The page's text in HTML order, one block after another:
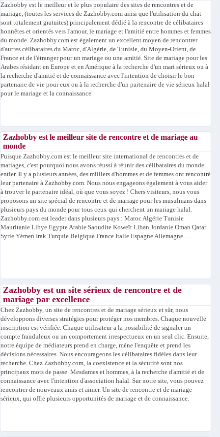
Zazhobby est le meilleur et le plus populaire des sites de rencontres et de
mariage, (toutes les services de Zazhobby.com ainsi que l'utilisation du chat
sont totalement gratuites) principalement dédié à la rencontre de célibataires
honnêtes et orientés vers l'amour, le mariage et l'amitié entre hommes et femmes
du monde. Zazhobby.com est également un excellent moyen de rencontrer
d'autres célibataires du Maroc, d'Algérie, de Tunisie, du Moyen-Orient, de
France et de l'étranger pour un mariage ou une amitié. Site de mariage pour les
Arabes résidant en Europe et en Amérique à la recherche d'un mari sérieux ou à
la recherche d'amitié et de connaissance avec l'intention de choisir le bon
partenaire de vie pour eux ou à la recherche d'un partenaire de vie sérieux halal
pour le mariage et la connaissance
Zazhobby est le meilleur site de rencontre et de mariage au
monde
Puisque Zazhobby.com est le meilleur site international de rencontres et de
mariages, c'est pourquoi nous avons réussi à réunir des célibataires du monde
entier. Il y a plusieurs années, des milliers d'hommes et de femmes ont rencontré
leur partenaire à Zazhobby.com. Nous nous engageons également à vous aider
à trouver le partenaire idéal, où que vous soyez ! Chers visiteurs, nous vous
proposons un site spécial de rencontre et de mariage pour les musulmans dans
plusieurs pays du monde pour tous ceux qui cherchent un mariage halal.
Zazhobby.com est leader dans plusieurs pays : Maroc Algérie Tunisie
Mauritanie Libye Egypte Arabie Saoudite Koweït Liban Jordanie Oman Qatar
Syrie Yémen Irak Turquie Belgique France Italie Espagne Allemagne ...
Zazhobby est un site sérieux de rencontre et de
mariage par excellence
Chez Zazhobby, un site de rencontres et de mariage sérieux et sûr, nous
développons diverses stratégies pour protéger nos membres. Chaque nouvelle
inscription est vérifiée. Chaque utilisateur a la possibilité de signaler un
compte frauduleux ou un comportement irrespectueux en un seul clic. Ensuite,
notre équipe de médiateurs prend en charge, mène l'enquête et prend les
décisions nécessaires. Nous encourageons les célibataires fidèles dans leur
recherche. Chez Zazhobby.com, la coexistence et la sécurité sont nos
principaux mots de passe. Mesdames et hommes, à la recherche d'amitié et de
connaissance avec l'intention d'association halal. Sur notre site, vous pouvez
rencontrer de nouveaux amis et aimer. Un site de rencontre et de mariage
sérieux, qui offre plusieurs opportunités de mariage et de connaissance.